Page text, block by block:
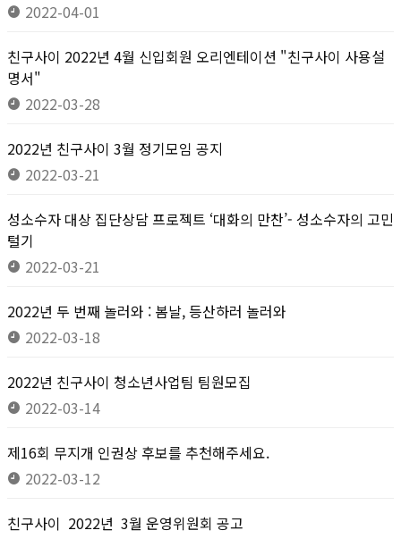
2022-04-01
친구사이 2022년 4월 신입회원 오리엔테이션 "친구사이 사용설
명서"
2022-03-28
2022년 친구사이 3월 정기모임 공지
2022-03-21
성소수자 대상 집단상담 프로젝트 ‘대화의 만찬’- 성소수자의 고민
털기
2022-03-21
2022년 두 번째 놀러와 : 봄날, 등산하러 놀러와
2022-03-18
2022년 친구사이 청소년사업팀 팀원모집
2022-03-14
제16회 무지개 인권상 후보를 추천해주세요.
2022-03-12
친구사이 2022년 3월 운영위원회 공고